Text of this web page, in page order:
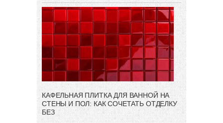
КАФЕЛЬНАЯ ПЛИТКА ДЛЯ ВАННОЙ НА
СТЕНЫ И ПОЛ: КАК СОЧЕТАТЬ ОТДЕЛКУ
БЕЗ